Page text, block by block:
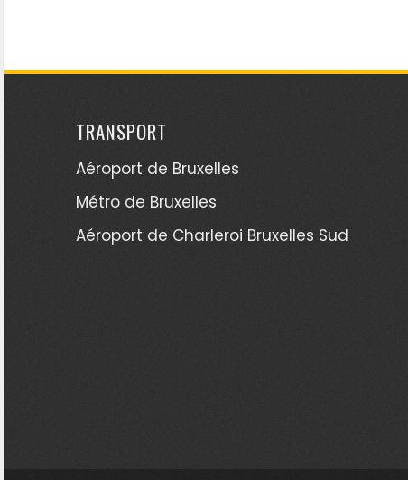
TRANSPORT
Aéroport de Bruxelles
Métro de Bruxelles
Aéroport de Charleroi Bruxelles Sud